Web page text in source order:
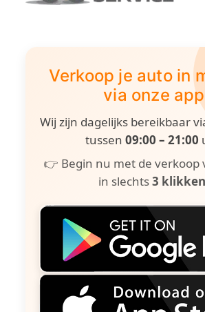
Verkoop je auto in
via onze app
Wij zijn dagelijks bereikbaar
tussen 09:00 – 21:00
👉 Begin nu met de verkoop
in slechts3 klikken